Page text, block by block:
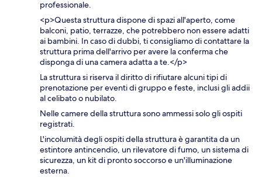
professionale.
<p>Questa struttura dispone di spazi all'aperto, come
balconi, patio, terrazze, che potrebbero non essere adatti
ai bambini. In caso di dubbi, ti consigliamo di contattare la
struttura prima dell'arrivo per avere la conferma che
disponga di una camera adatta a te.</p>
La struttura si riserva il diritto di rifiutare alcuni tipi di
prenotazione per eventi di gruppo e feste, inclusi gli addii
al celibato o nubilato.
Nelle camere della struttura sono ammessi solo gli ospiti
registrati.
L'incolumità degli ospiti della struttura è garantita da un
estintore antincendio, un rilevatore di fumo, un sistema di
sicurezza, un kit di pronto soccorso e un'illuminazione
esterna.